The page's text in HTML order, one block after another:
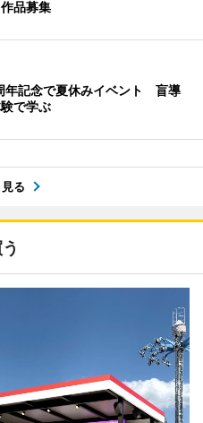
品募集
年記念で夏休みイベント 盲導
で学ぶ
る